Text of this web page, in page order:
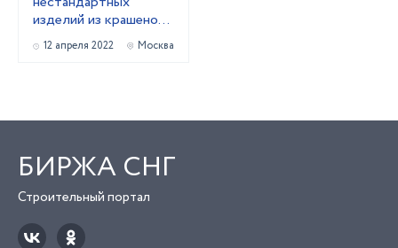
изделий из крашеной
жести.
12 апреля 2022 Москва
БИРЖА СНГ
Строительный портал